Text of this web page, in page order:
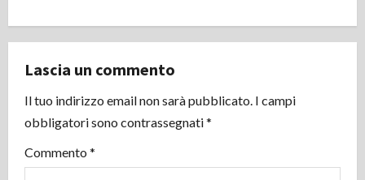
g
a
z
i
Lascia un commento
Il tuo indirizzo email non sarà pubblicato. I campi
obbligatori sono contrassegnati*
Commento *